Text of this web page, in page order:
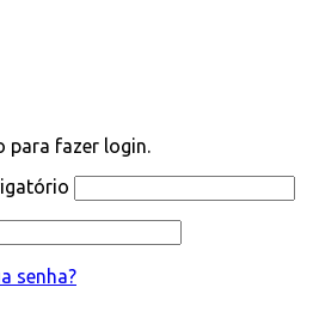
para fazer login.
senha?